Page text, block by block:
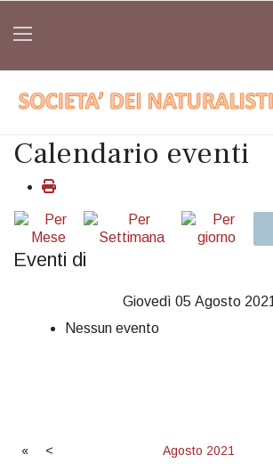
Calendario eventi
Eventi di
Giovedì 05 Agosto 2021
Nessun evento
« < Agosto 2021